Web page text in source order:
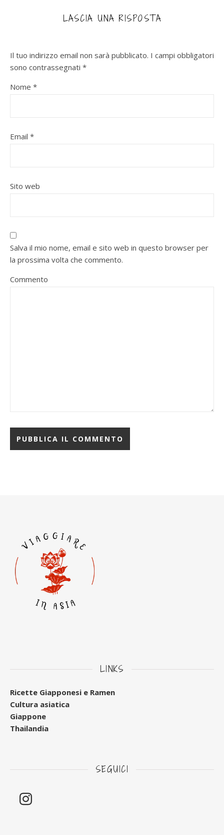
LASCIA UNA RISPOSTA
Il tuo indirizzo email non sarà pubblicato. I campi obbligatori
sono contrassegnati *
Nome *
Email *
Sito web
Salva il mio nome, email e sito web in questo browser per
la prossima volta che commento.
Commento
LINKS
Ricette Giapponesi e Ramen
Cultura asiatica
Giappone
Thailandia
SEGUICI